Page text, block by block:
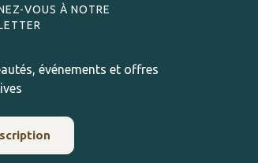
VOUS À NOTRE
événements et offres